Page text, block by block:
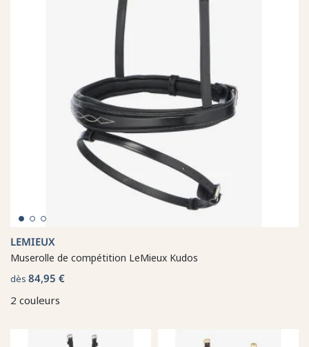
LEMIEUX
Muserolle de compétition LeMieux Kudos
dès 84,95 €
2 couleurs